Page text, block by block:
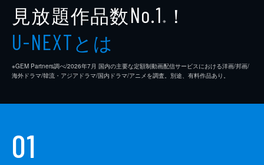
見放題作品数No.1 ※ ！
U-NEXTとは
※GEM Partners調べ/2026年7⽉ 国内の主要な定額制動画配信サービスにおける洋画/邦画/
海外ドラマ/韓流・アジアドラマ/国内ドラマ/アニメを調査。別途、有料作品あり。
01